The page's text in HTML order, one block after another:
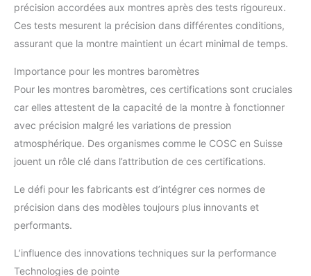
précision accordées aux montres après des tests rigoureux.
Ces tests mesurent la précision dans différentes conditions,
assurant que la montre maintient un écart minimal de temps.
Importance pour les montres baromètres
Pour les montres baromètres, ces certifications sont cruciales
car elles attestent de la capacité de la montre à fonctionner
avec précision malgré les variations de pression
atmosphérique. Des organismes comme le COSC en Suisse
jouent un rôle clé dans l’attribution de ces certifications.
Le défi pour les fabricants est d’intégrer ces normes de
précision dans des modèles toujours plus innovants et
performants.
L’influence des innovations techniques sur la performance
Technologies de pointe